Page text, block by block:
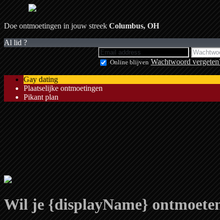
Doe ontmoetingen in jouw streek Columbus, OH
Al lid ?
Online blijven Wachtwoord
Gay dating
Plaatselijke ontmoetingen
Pikant plan
Wil je {displayName}